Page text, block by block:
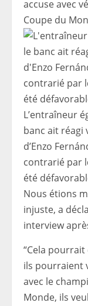
accuse avec
Coupe du
L’entraîneur
banc ait
d’Enzo
contrarié par
été
Nous étions
injuste, a
interview
“Cela
ils pourraient
avec le
Monde, ils